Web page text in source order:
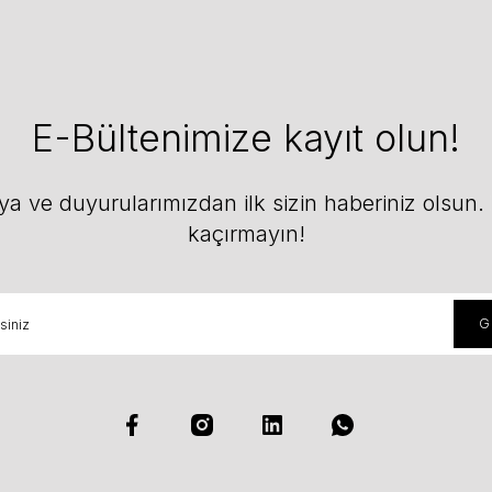
E-Bültenimize kayıt olun!
ve duyurularımızdan ilk sizin haberiniz olsun.
kaçırmayın!